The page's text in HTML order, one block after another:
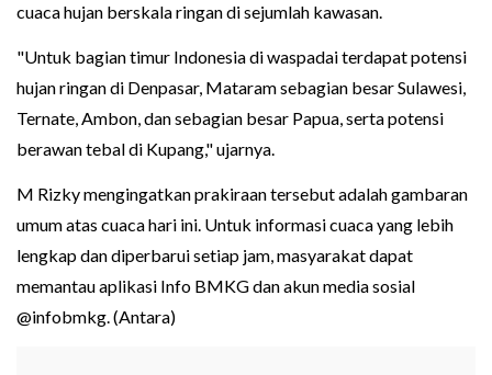
cuaca hujan berskala ringan di sejumlah kawasan.
"Untuk bagian timur Indonesia di waspadai terdapat potensi
hujan ringan di Denpasar, Mataram sebagian besar Sulawesi,
Ternate, Ambon, dan sebagian besar Papua, serta potensi
berawan tebal di Kupang," ujarnya.
M Rizky mengingatkan prakiraan tersebut adalah gambaran
umum atas cuaca hari ini. Untuk informasi cuaca yang lebih
lengkap dan diperbarui setiap jam, masyarakat dapat
memantau aplikasi Info BMKG dan akun media sosial
@infobmkg. (Antara)